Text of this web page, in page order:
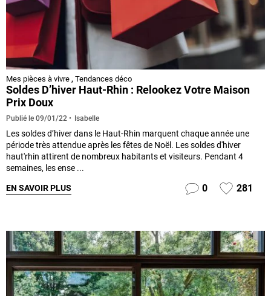
Mes pièces à vivre , Tendances déco
Soldes D’hiver Haut-Rhin : Relookez Votre Maison
Prix Doux
Publié le 09/01/22 Isabelle
Les soldes d’hiver dans le Haut-Rhin marquent chaque année une
période très attendue après les fêtes de Noël. Les soldes d'hiver
haut'rhin attirent de nombreux habitants et visiteurs. Pendant 4
semaines, les ense ...
EN SAVOIR PLUS 0 281